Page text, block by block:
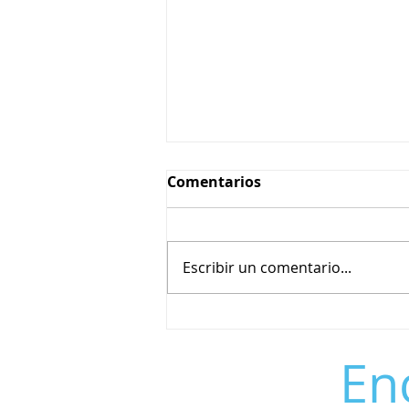
Comentarios
Escribir un comentario...